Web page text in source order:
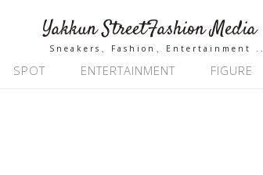
Yakkun StreetFashion Media
Sneakers、Fashion、Entertainment ..
SPOT ENTERTAINMENT FIGURE